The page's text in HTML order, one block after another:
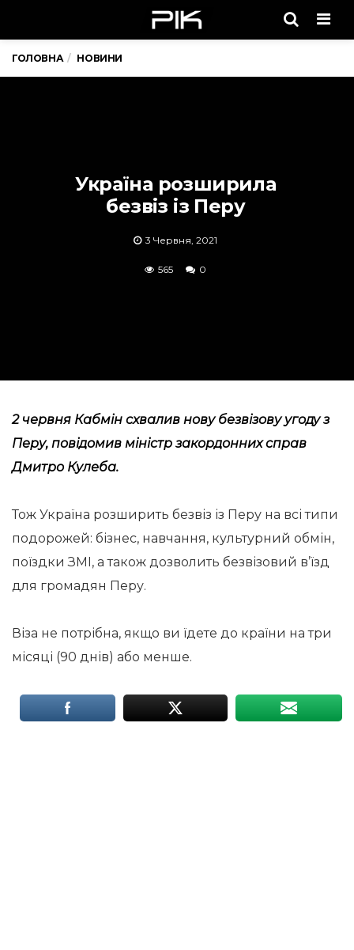
ГОЛОВНА НОВИНИ
Україна розширила
безвіз із Перу
3 Червня, 2021
565 0
2 червня Кабмін схвалив нову безвізову угоду з
Перу, повідомив міністр закордонних справ
Дмитро Кулеба.
Тож Україна розширить безвіз із Перу на всі типи
подорожей: бізнес, навчання, культурний обмін,
поїздки ЗМІ, а також дозволить безвізовий в’їзд
для громадян Перу.
Віза не потрібна, якщо ви їдете до країни на три
місяці (90 днів) або менше.